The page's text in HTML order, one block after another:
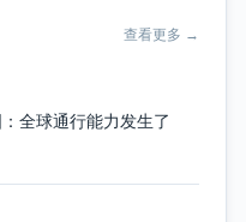
查看更多 →
全球通行能力发生了